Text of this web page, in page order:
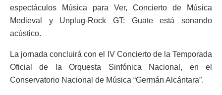
espectáculos Música para Ver, Concierto de Música
Medieval y Unplug-Rock GT: Guate está sonando
acústico.
La jornada concluirá con el IV Concierto de la Temporada
Oficial de la Orquesta Sinfónica Nacional, en el
Conservatorio Nacional de Música “Germán Alcántara”.